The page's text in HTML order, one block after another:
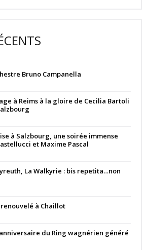
Bruno Campanella
à Reims à la gloire de Cecilia Bartoli
à Salzbourg, une soirée immense
et Maxime Pascal
La Walkyrie : bis repetita…non
à Chaillot
du Ring wagnérien généré